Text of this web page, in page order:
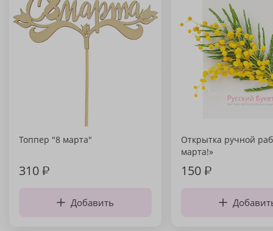
Топпер "8 марта"
310₽
Добавить
Открытка ручной
марта!»
150₽